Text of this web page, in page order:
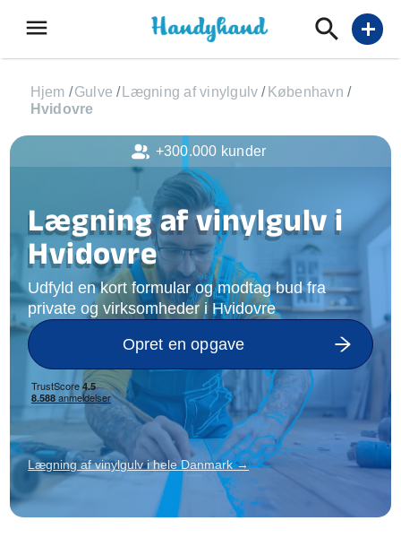
menu add
Hjem /Gulve / Lægning af vinylgulv / København /
Hvidovre
Lægning af vinylgulv i
Hvidovre
Udfyld en kort formular og modtag bud fra
private og virksomheder i Hvidovre
Opret en opgave
Lægning af vinylgulv i hele Danmark →
+300.000 kunder